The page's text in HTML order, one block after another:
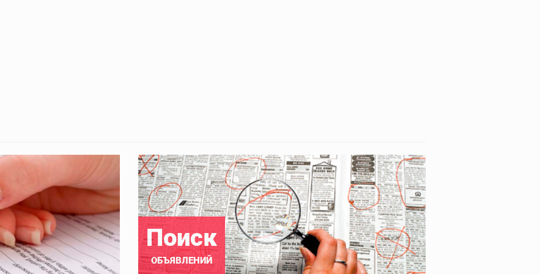
Поиск
ОБЪЯВЛЕНИЙ